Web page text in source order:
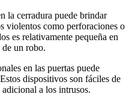
la cerradura puede brindar
violentos como perforaciones o
es relativamente pequeña en
un robo.
en las puertas puede
dispositivos son fáciles de
a los intrusos.